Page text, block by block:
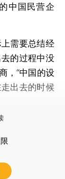
中国民营企
需要总结经
的过程中没
，“中国的设
出去的时候